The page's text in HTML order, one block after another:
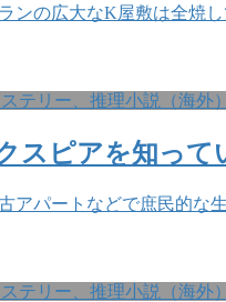
ンの広大なK屋敷は全焼
テリー、推理小説（海外）
スピアを知って
パートなどで庶民的
テリー、推理小説（海外）